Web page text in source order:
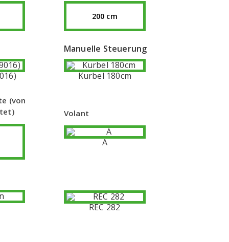
200 cm
Manuelle Steuerung
Kurbel 180cm
(von
Volant
A
REC 282